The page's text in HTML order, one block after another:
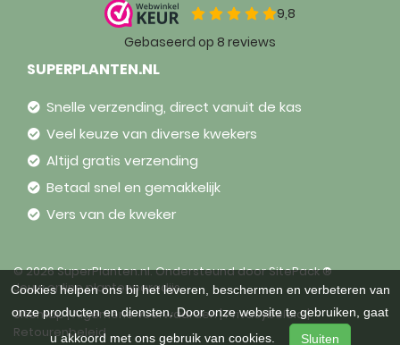
SUPERPLANTEN.NL
Snelle verzending, direct vanuit de kas
Veel keuze van diverse kwekers
Altijd gratis verzending
Betaal snel en gemakkelijk
Vers van de kweker
© 2026 SuperPlanten.nl. Ondersteund doorSitePack ®
Jouw online plantenparadijs
Sitemap Algemene voorwaarden Privacybeleid
Retourenbeleid
Cookies helpen ons bij het leveren, beschermen en verbeteren van
onze producten en diensten. Door onze website te gebruiken, gaat
u akkoord met ons gebruik van cookies.
Sluiten